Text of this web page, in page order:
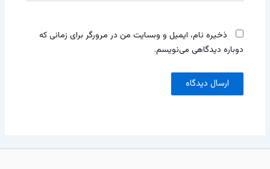
ذخیره نام، ایمیل و وبسایت من در مرورگر برای زمانی که
دوباره دیدگاهی می‌نویسم.